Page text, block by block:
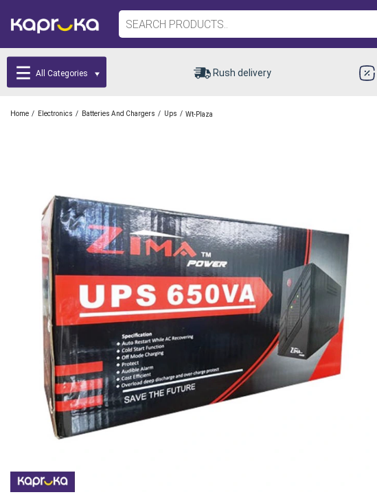
All Categories Rush delivery
Home / Electronics / Batteries And Chargers / Ups / Wt-Plaza